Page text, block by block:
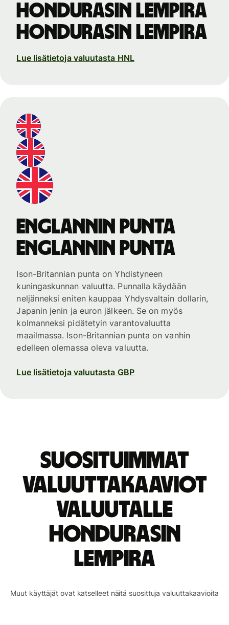
Hondurasin lempira
Hondurasin lempira
Lue lisätietoja valuutasta HNL
Englannin punta
Englannin punta
Ison-Britannian punta on Yhdistyneen
kuningaskunnan valuutta. Punnalla käydään
neljänneksi eniten kauppaa Yhdysvaltain dollarin,
Japanin jenin ja euron jälkeen. Se on myös
kolmanneksi pidätetyin varantovaluutta
maailmassa. Ison-Britannian punta on vanhin
edelleen olemassa oleva valuutta.
Lue lisätietoja valuutasta GBP
Suosituimmat
valuuttakaaviot
valuutalle
Hondurasin
lempira
Muut käyttäjät ovat katselleet näitä suosittuja valuuttakaavioita